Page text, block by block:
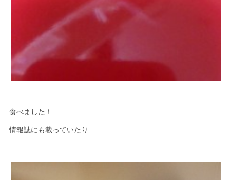
食べました！
情報誌にも載っていたり…